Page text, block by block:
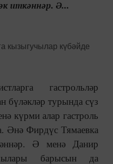
иткәннәр. Ә...
гастрольләр
бүләкләр турында сүз
күрми алар гастроль
Әнә Фирдүс Тямаевка
Ә менә Данир
барысын да